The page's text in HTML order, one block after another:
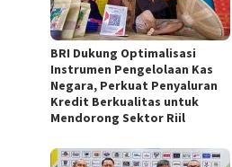
BRI Dukung Optimalisasi
Instrumen Pengelolaan Kas
Negara, Perkuat Penyaluran
Kredit Berkualitas untuk
Mendorong Sektor Riil